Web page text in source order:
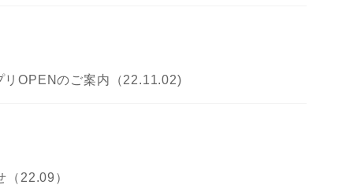
リOPENのご案内（22.11.02)
22.09）